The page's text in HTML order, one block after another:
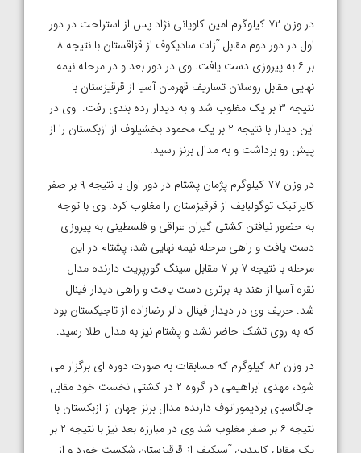
در وزن ۷۲ کیلوگرم امین کاویانی نژاد پس از استراحت در دور
اول در دور دوم مقابل آزات سادیکوف از قزاقستان با نتیجه ۸
بر ۶ به پیروزی دست یافت. وی در دور بعد و در مرحله نیمه
نهایی مقابل روسلان تساریف قهرمان آسیا از قرقیزستان با
نتیجه ۳ بر یک مغلوب شد و به دیدار رده بندی رفت. وی در
این دیدار با نتیجه ۲ بر یک محمود بخشیلوف از ازبکستان را از
پیش رو برداشت و به مدال برنز رسید.
در وزن ۷۷ کیلوگرم پژمان پشتام در دور اول با نتیجه ۹ بر صفر
کایراتبک توگولبایف از قرقیزستان را مغلوب کرد. وی با توجه
به حضور نیافتن کشتی گیران عراقی و فلسطینی به پیروزی
دست یافت و راهی مرحله نیمه نهایی شد، پشتام در این
مرحله با نتیجه ۷ بر ۷ مقابل سینگ گورپریت دارنده مدال
نقره آسیا از هند به برتری دست یافت و راهی دیدار فینال
شد. حریف وی در دیدار فینال دالر رضازاده از تاجیکستان بود
که به روی تشک حاضر نشد و پشتام نیز به مدال طلا رسید.
در وزن ۸۲ کیلوگرم که مسابقات به صورت دوره ای برگزار می
شود، مهدی ابراهیمی در گروه ۲ در کشتی نخست خود مقابل
جالگاسبای بردیموراتوف دارنده مدال برنز جهان از ازبکستان با
نتیجه ۶ بر صفر مغلوب شد وی در مبارزه بعد نیز با نتیجه ۲ بر